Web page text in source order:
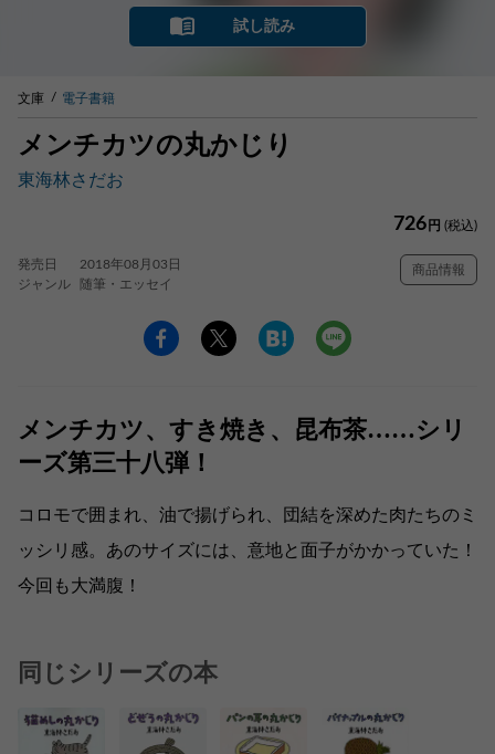
試し読み
文庫 電子書籍
メンチカツの丸かじり
東海林さだお
726 円 (税込)
発売日
2018年08月03日
ジャンル
随筆・エッセイ
商品情報
メンチカツ、すき焼き、昆布茶……シリ
ーズ第三十八弾！
コロモで囲まれ、油で揚げられ、団結を深めた肉たちのミ
ッシリ感。あのサイズには、意地と面子がかかっていた！
今回も大満腹！
同じシリーズの本